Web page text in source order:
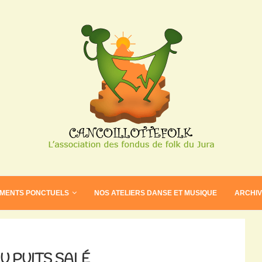
PONCTUELS NOS ATELIERS DANSE ET MUSIQUE